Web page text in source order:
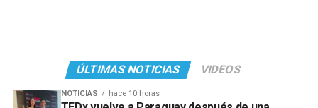
ÚLTIMAS NOTICIAS VIDEOS
NOTICIAS hace 10 horas